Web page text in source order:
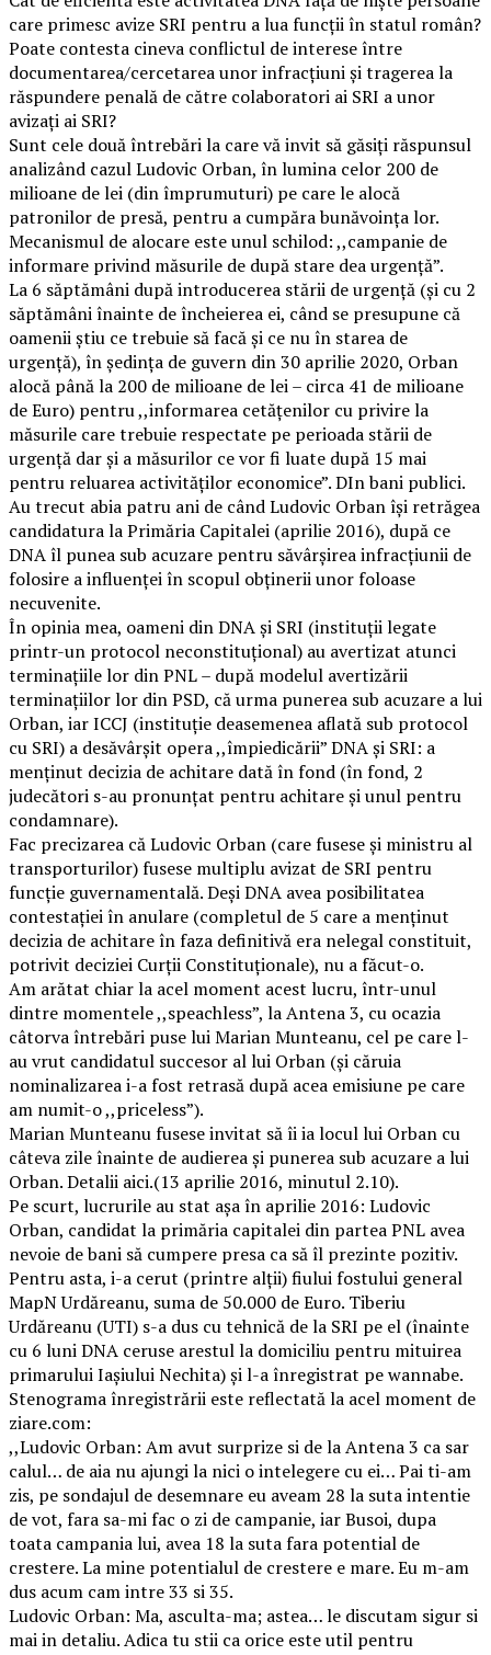
care primesc avize SRI pentru a lua funcții în statul român?
Poate contesta cineva conflictul de interese între
documentarea/cercetarea unor infracțiuni și tragerea la
răspundere penală de către colaboratori ai SRI a unor
avizați ai SRI?
Sunt cele două întrebări la care vă invit să găsiți răspunsul
analizând cazul Ludovic Orban, în lumina celor 200 de
milioane de lei (din împrumuturi) pe care le alocă
patronilor de presă, pentru a cumpăra bunăvoința lor.
Mecanismul de alocare este unul schilod: ,,campanie de
informare privind măsurile de după stare dea urgență”.
La 6 săptămâni după introducerea stării de urgență (și cu 2
săptămâni înainte de încheierea ei, când se presupune că
oamenii știu ce trebuie să facă și ce nu în starea de
urgență), în ședința de guvern din 30 aprilie 2020, Orban
alocă până la 200 de milioane de lei – circa 41 de milioane
de Euro) pentru ,,informarea cetățenilor cu privire la
măsurile care trebuie respectate pe perioada stării de
urgență dar și a măsurilor ce vor fi luate după 15 mai
pentru reluarea activităților economice”. DIn bani publici.
Au trecut abia patru ani de când Ludovic Orban își retrăgea
candidatura la Primăria Capitalei (aprilie 2016), după ce
DNA îl punea sub acuzare pentru săvârșirea infracțiunii de
folosire a influenței în scopul obținerii unor foloase
necuvenite.
În opinia mea, oameni din DNA și SRI (instituții legate
printr-un protocol neconstituțional) au avertizat atunci
terminațiile lor din PNL – după modelul avertizării
terminațiilor lor din PSD, că urma punerea sub acuzare a lui
Orban, iar ICCJ (instituție deasemenea aflată sub protocol
cu SRI) a desăvârșit opera ,,împiedicării” DNA și SRI: a
menținut decizia de achitare dată în fond (în fond, 2
judecători s-au pronunțat pentru achitare și unul pentru
condamnare).
Fac precizarea că Ludovic Orban (care fusese și ministru al
transporturilor) fusese multiplu avizat de SRI pentru
funcție guvernamentală. Deși DNA avea posibilitatea
contestației în anulare (completul de 5 care a menținut
decizia de achitare în faza definitivă era nelegal constituit,
potrivit deciziei Curții Constituționale), nu a făcut-o.
Am arătat chiar la acel moment acest lucru, într-unul
dintre momentele ,,speachless”, la Antena 3, cu ocazia
câtorva întrebări puse lui Marian Munteanu, cel pe care l-
au vrut candidatul succesor al lui Orban (și căruia
nominalizarea i-a fost retrasă după acea emisiune pe care
am numit-o ,,priceless”).
Marian Munteanu fusese invitat să îi ia locul lui Orban cu
câteva zile înainte de audierea și punerea sub acuzare a lui
Orban. Detalii aici.(13 aprilie 2016, minutul 2.10).
Pe scurt, lucrurile au stat așa în aprilie 2016: Ludovic
Orban, candidat la primăria capitalei din partea PNL avea
nevoie de bani să cumpere presa ca să îl prezinte pozitiv.
Pentru asta, i-a cerut (printre alții) fiului fostului general
MapN Urdăreanu, suma de 50.000 de Euro. Tiberiu
Urdăreanu (UTI) s-a dus cu tehnică de la SRI pe el (înainte
cu 6 luni DNA ceruse arestul la domiciliu pentru mituirea
primarului Iașiului Nechita) și l-a înregistrat pe wannabe.
Stenograma înregistrării este reflectată la acel moment de
ziare.com:
,,Ludovic Orban: Am avut surprize si de la Antena 3 ca sar
calul… de aia nu ajungi la nici o intelegere cu ei… Pai ti-am
zis, pe sondajul de desemnare eu aveam 28 la suta intentie
de vot, fara sa-mi fac o zi de campanie, iar Busoi, dupa
toata campania lui, avea 18 la suta fara potential de
crestere. La mine potentialul de crestere e mare. Eu m-am
dus acum cam intre 33 si 35.
Ludovic Orban: Ma, asculta-ma; astea… le discutam sigur si
mai in detaliu. Adica tu stii ca orice este util pentru